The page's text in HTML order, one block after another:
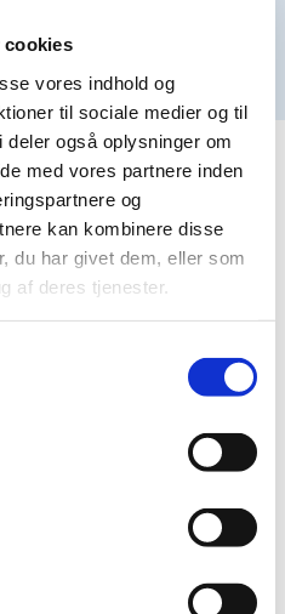
cookies
vores indhold og
til sociale medier og til
også oplysninger om
med vores partnere inden
og
kan kombinere disse
du har givet dem, eller som
af deres tjenester.
07 07 og hør mere om
kontaktoplysninger